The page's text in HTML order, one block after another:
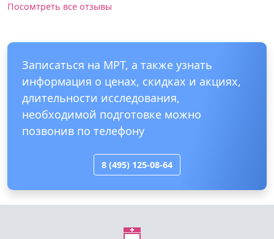
Посомтреть все отзывы
Записаться на МРТ, а также узнать
информация о ценах, скидках и акциях,
длительности исследования,
необходимой подготовке можно
позвонив по телефону
8 (495) 125-08-64